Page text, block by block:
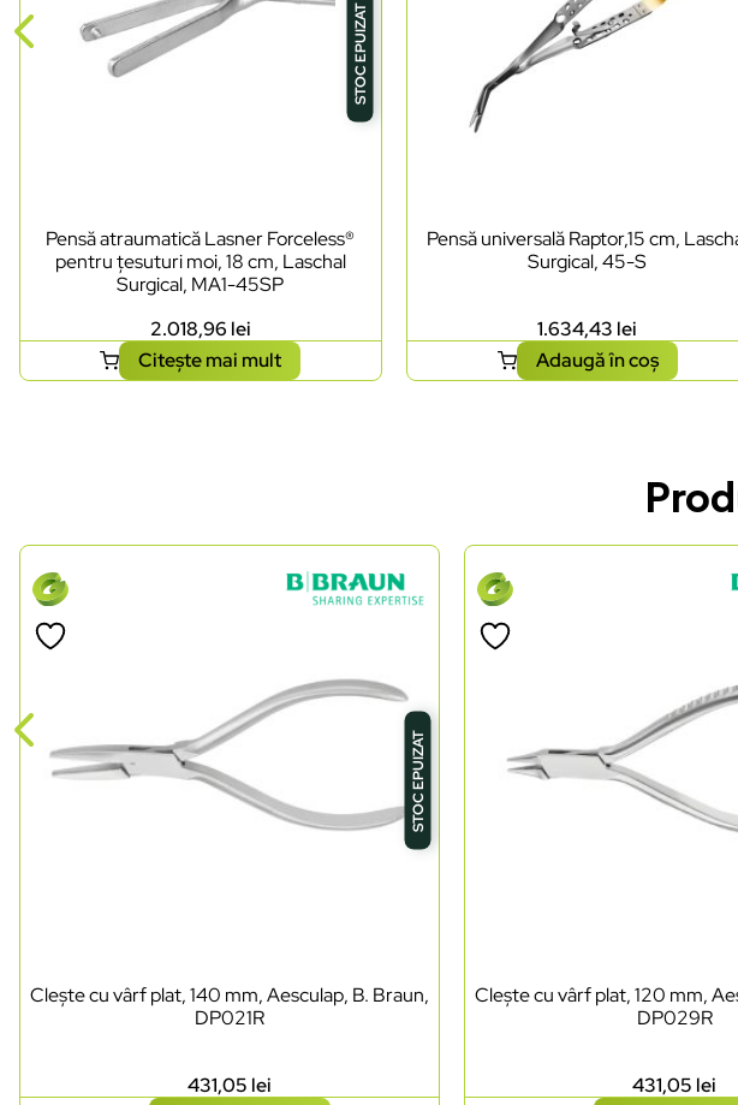
STOC EPUIZAT
Pensă atraumatică Lasner Forceless®
pentru țesuturi moi, 18 cm, Laschal
Surgical, MA1-45SP
2.018,96 lei
Citește mai mult
Pensă universală Raptor,15 cm,
Surgical, 45-S
1.634,43 lei
Adaugă în coș
STOC EPUIZAT
Clește cu vârf plat, 140 mm, Aesculap, B. Braun,
DP021R
431,05 lei
Clește cu vârf plat, 120 mm,
DP029R
431,05 lei